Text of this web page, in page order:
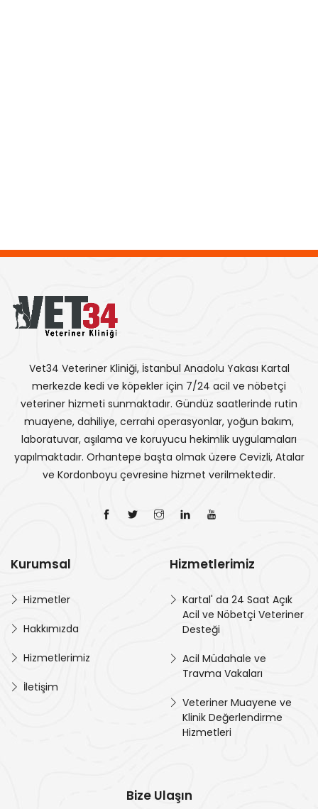
Vet34 Veteriner Kliniği, İstanbul Anadolu Yakası Kartal
merkezde kedi ve köpekler için 7/24 acil ve nöbetçi
veteriner hizmeti sunmaktadır. Gündüz saatlerinde rutin
muayene, dahiliye, cerrahi operasyonlar, yoğun bakım,
laboratuvar, aşılama ve koruyucu hekimlik uygulamaları
yapılmaktadır. Orhantepe başta olmak üzere Cevizli, Atalar
ve Kordonboyu çevresine hizmet verilmektedir.
Kurumsal
Hizmetler
Hakkımızda
Hizmetlerimiz
İletişim
Hizmetlerimiz
Kartal' da 24 Saat Açık
Acil ve Nöbetçi Veteriner
Desteği
Acil Müdahale ve
Travma Vakaları
Veteriner Muayene ve
Klinik Değerlendirme
Hizmetleri
Bize Ulaşın